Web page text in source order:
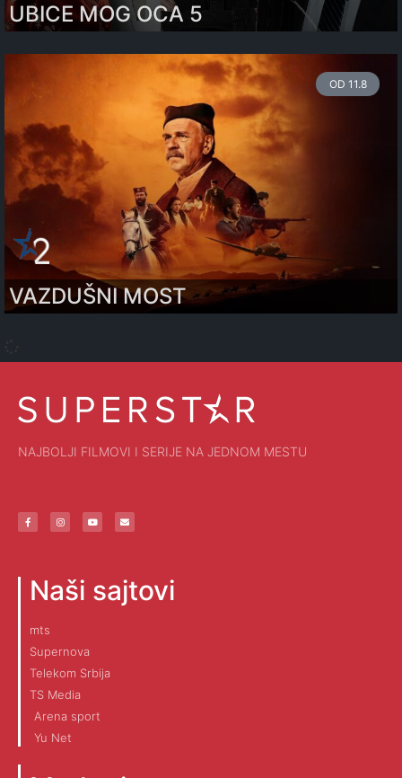
UBICE MOG OCA 5
OD 11.8
VAZDUŠNI MOST
NAJBOLJI FILMOVI I SERIJE NA JEDNOM MESTU
Naši sajtovi
mts
Supernova
Telekom Srbija
TS Media
Arena sport
Yu Net